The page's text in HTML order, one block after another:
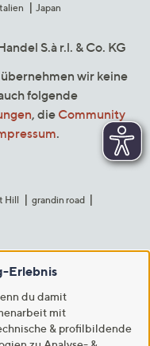
Japan
S.à r.l. & Co. KG
wir keine
folgende
, die Community
.
Hill
grandin road
Erlebnis
du damit
mit
& profilbildende